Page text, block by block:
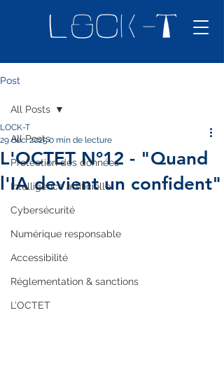
Post
All Posts
Protection des données
Intelligence artificielle
Cybersécurité
Numérique responsable
Accessibilité
Réglementation & sanctions
L’OCTET
All Posts
L'OCTET N°12 - "Quand
l'IA devient un confident"
LOCK-T
29 déc. 20250 min de lecture